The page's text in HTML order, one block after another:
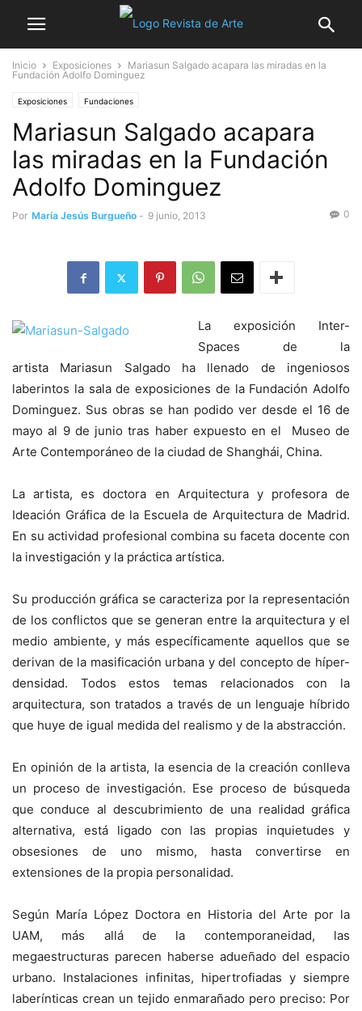
Inicio Exposiciones
Mariasun Salgado acapara las miradas en la
Fundación Adolfo Dominguez
Exposiciones Fundaciones
Mariasun Salgado acapara
las miradas en la Fundación
Adolfo Dominguez
Por María Jesús Burgueño - 9 junio, 2013 0
La exposición Inter-
Spaces de la
artista Mariasun Salgado ha llenado de ingeniosos
laberintos la sala de exposiciones de la Fundación Adolfo
Dominguez. Sus obras se han podido ver desde el 16 de
mayo al 9 de junio tras haber expuesto en el Museo de
Arte Contemporáneo de la ciudad de Shanghái, China.
La artista, es doctora en Arquitectura y profesora de
Ideación Gráfica de la Escuela de Arquitectura de Madrid.
En su actividad profesional combina su faceta docente con
la investigación y la práctica artística.
Su producción gráfica se caracteriza por la representación
de los conflictos que se generan entre la arquitectura y el
medio ambiente, y más específicamente aquellos que se
derivan de la masificación urbana y del concepto de híper-
densidad. Todos estos temas relacionados con la
arquitectura, son tratados a través de un lenguaje híbrido
que huye de igual medida del realismo y de la abstracción.
En opinión de la artista, la esencia de la creación conlleva
un proceso de investigación. Ese proceso de búsqueda
que conduce al descubrimiento de una realidad gráfica
alternativa, está ligado con las propias inquietudes y
obsesiones de uno mismo, hasta convertirse en
extensiones de la propia personalidad.
Según María López Doctora en Historia del Arte por la
UAM, más allá de la contemporaneidad, las
megaestructuras parecen haberse adueñado del espacio
urbano. Instalaciones infinitas, hipertrofiadas y siempre
laberínticas crean un tejido enmarañado pero preciso: Por